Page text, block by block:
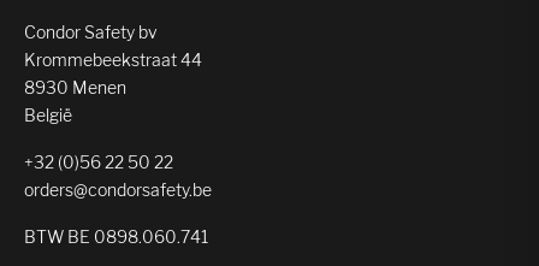
Condor Safety bv
Krommebeekstraat 44
8930 Menen
België
+32 (0)56 22 50 22
orders@condorsafety.be
BTW BE 0898.060.741